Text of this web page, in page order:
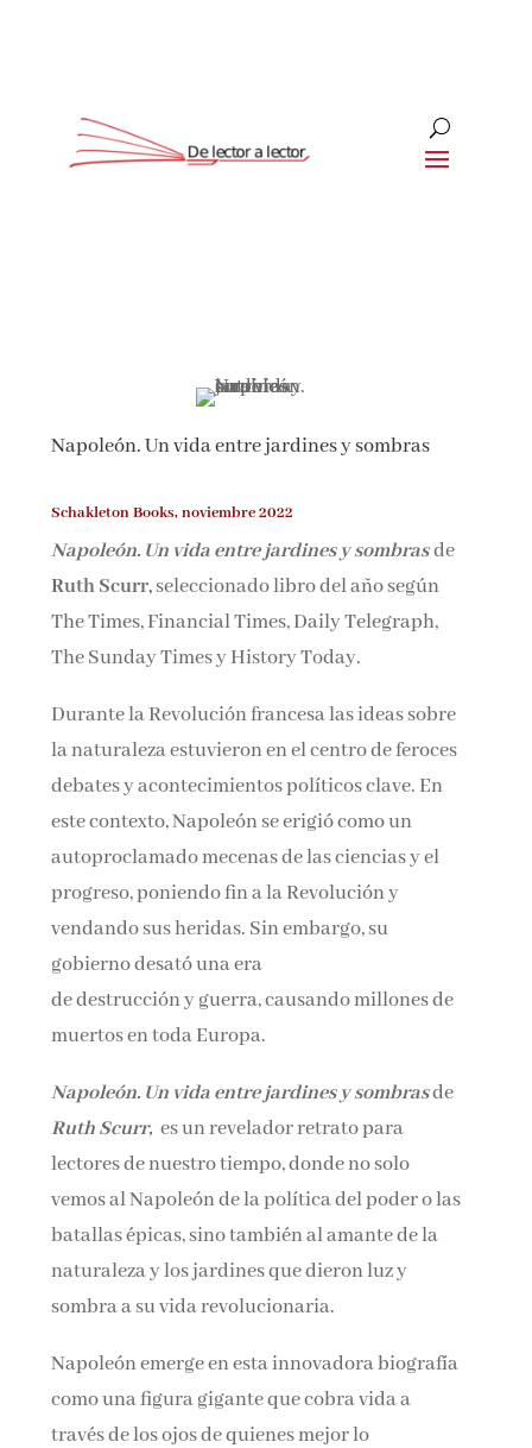
Napoleón. Un vida entre jardines y sombras
Schakleton Books, noviembre 2022
Napoleón. Un vida entre jardines y sombrasde
Ruth Scurr,seleccionado libro del año según
The Times, Financial Times, Daily Telegraph,
The Sunday Times y History Today.
Durante la Revolución francesa las ideas sobre
la naturaleza estuvieron en el centro de feroces
debates y acontecimientos políticos clave. En
este contexto, Napoleón se erigió como un
autoproclamado mecenas de las ciencias y el
progreso, poniendo fin a la Revolución y
vendando sus heridas. Sin embargo, su
gobierno desató una era
de destrucción y guerra, causando millones de
muertos en toda Europa.
Napoleón. Un vida entre jardines y sombrasde
Ruth Scurr, es un revelador retrato para
lectores de nuestro tiempo, donde no solo
vemos al Napoleón de la política del poder o las
batallas épicas, sino también al amante de la
naturaleza y los jardines que dieron luz y
sombra a su vida revolucionaria.
Napoleón emerge en esta innovadora biografía
como una figura gigante que cobra vida a
través de los ojos de quienes mejor lo
Suscríbete
Únete a nuestra comunidad de amantes de la
Nombre*
de privacidad